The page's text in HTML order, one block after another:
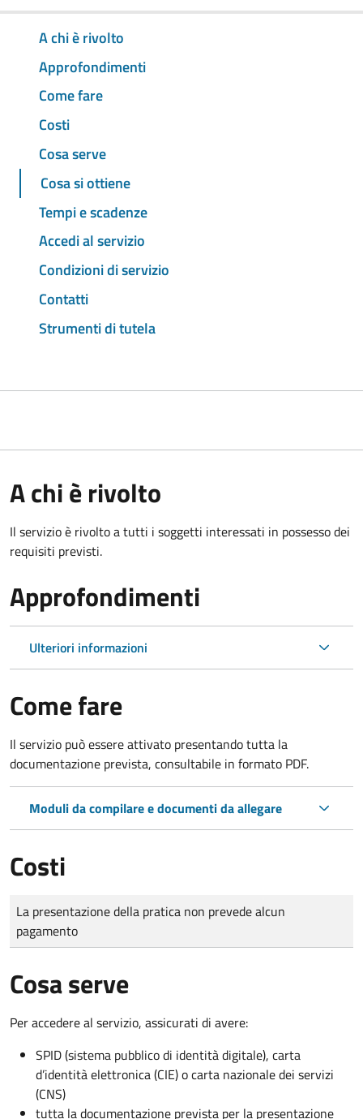
A chi è rivolto
Approfondimenti
Come fare
Costi
Cosa serve
Cosa si ottiene
Tempi e scadenze
Accedi al servizio
Condizioni di servizio
Contatti
Strumenti di tutela
A chi è rivolto
Il servizio è rivolto a tutti i soggetti interessati in possesso dei
requisiti previsti.
Approfondimenti
Ulteriori informazioni
Come fare
Il servizio può essere attivato presentando tutta la
documentazione prevista, consultabile in formato PDF.
Moduli da compilare e documenti da allegare
Costi
Tipo di pagamento
Importo
La presentazione della pratica non prevede alcun
pagamento
Cosa serve
Per accedere al servizio, assicurati di avere:
SPID (sistema pubblico di identità digitale), carta
d’identità elettronica (CIE) o carta nazionale dei servizi
(CNS)
tutta la documentazione prevista per la presentazione